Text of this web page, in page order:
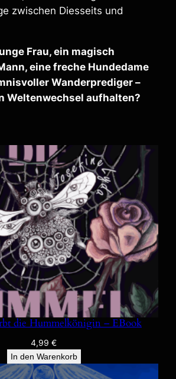
zwischen Diesseits und
Frau, ein magisch
eine freche Hundedame
Wanderprediger –
Weltenwechsel aufhalten?
die Hummelkönigin – EBook
4,99 €
In den Warenkorb